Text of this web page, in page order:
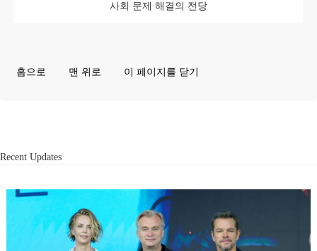
사회 문제 해결의 전당
홈으로 맨 위로 이 페이지를 닫기
Recent Updates